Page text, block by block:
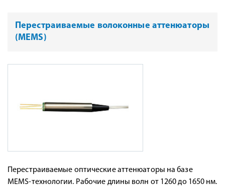
Перестраиваемые волоконные аттенюаторы
(MEMS)
Перестраиваемые оптические аттенюаторы на базе
MEMS-технологии. Рабочие длины волн от 1260 до 1650 нм.